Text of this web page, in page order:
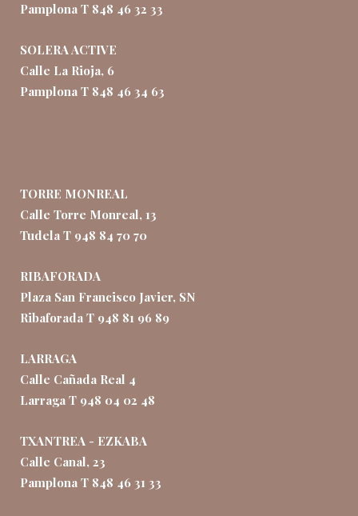
Pamplona T 848 46 32 33
SOLERA ACTIVE
Calle La Rioja, 6
Pamplona T 848 46 34 63
TORRE MONREAL
Calle Torre Monreal, 13
Tudela T 948 84 70 70
RIBAFORADA
Plaza San Francisco Javier, SN
Ribaforada T 948 81 96 89
LARRAGA
Calle Cañada Real 4
Larraga T 948 04 02 48
TXANTREA - EZKABA
Calle Canal, 23
Pamplona T 848 46 31 33